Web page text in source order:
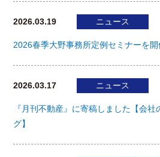
2026.03.19 ニュース
2026春季大野事務所定例セミナーを
2026.03.17 ニュース
『月刊不動産』に寄稿しました【会
グ】